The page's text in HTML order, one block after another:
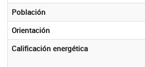
Población
Orientación
Calificación energética